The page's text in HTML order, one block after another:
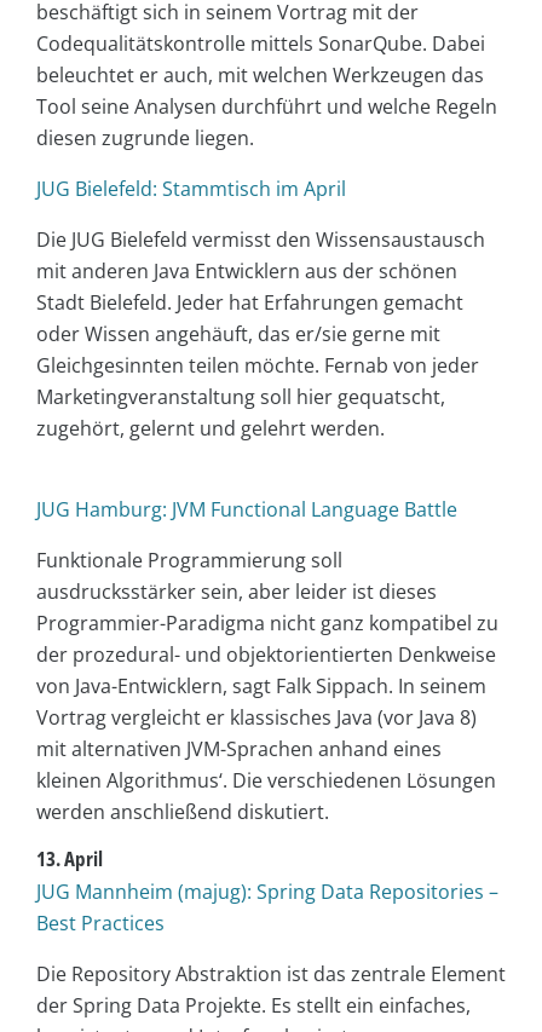
beschäftigt sich in seinem Vortrag mit der
Codequalitätskontrolle mittels SonarQube. Dabei
beleuchtet er auch, mit welchen Werkzeugen das
Tool seine Analysen durchführt und welche Regeln
diesen zugrunde liegen.
JUG Bielefeld: Stammtisch im April
Die JUG Bielefeld vermisst den Wissensaustausch
mit anderen Java Entwicklern aus der schönen
Stadt Bielefeld. Jeder hat Erfahrungen gemacht
oder Wissen angehäuft, das er/sie gerne mit
Gleichgesinnten teilen möchte. Fernab von jeder
Marketingveranstaltung soll hier gequatscht,
zugehört, gelernt und gelehrt werden.
JUG Hamburg: JVM Functional Language Battle
Funktionale Programmierung soll
ausdrucksstärker sein, aber leider ist dieses
Programmier-Paradigma nicht ganz kompatibel zu
der prozedural- und objektorientierten Denkweise
von Java-Entwicklern, sagt Falk Sippach. In seinem
Vortrag vergleicht er klassisches Java (vor Java 8)
mit alternativen JVM-Sprachen anhand eines
kleinen Algorithmus‘. Die verschiedenen Lösungen
werden anschließend diskutiert.
13. April
JUG Mannheim (majug): Spring Data Repositories –
Best Practices
Die Repository Abstraktion ist das zentrale Element
der Spring Data Projekte. Es stellt ein einfaches,